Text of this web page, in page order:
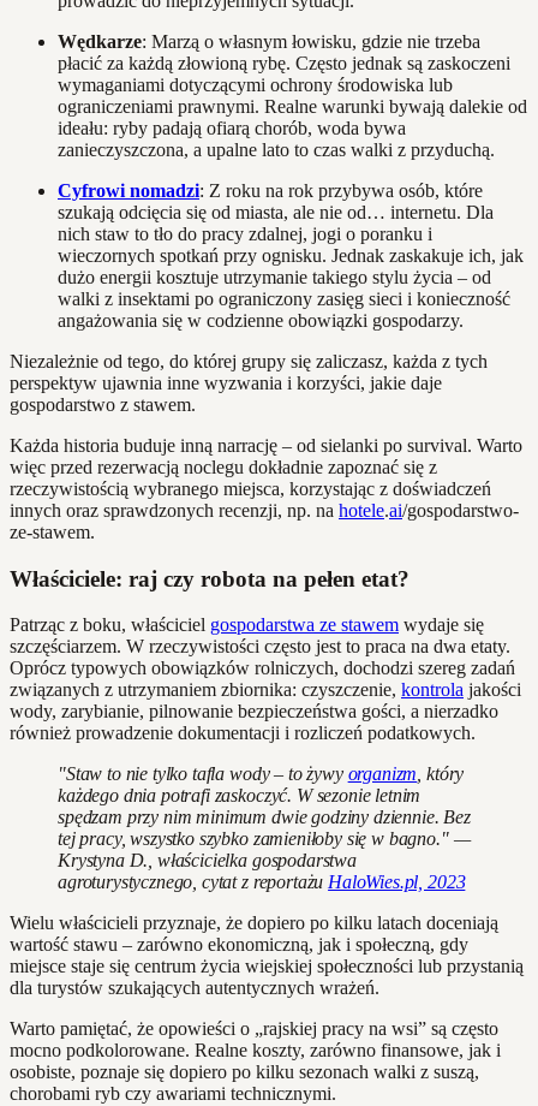
Wędkarze: Marzą o własnym łowisku, gdzie nie trzeba
płacić za każdą złowioną rybę. Często jednak są zaskoczeni
wymaganiami dotyczącymi ochrony środowiska lub
ograniczeniami prawnymi. Realne warunki bywają dalekie od
ideału: ryby padają ofiarą chorób, woda bywa
zanieczyszczona, a upalne lato to czas walki z przyduchą.
Cyfrowi nomadzi: Z roku na rok przybywa osób, które
szukają odcięcia się od miasta, ale nie od… internetu. Dla
nich staw to tło do pracy zdalnej, jogi o poranku i
wieczornych spotkań przy ognisku. Jednak zaskakuje ich, jak
dużo energii kosztuje utrzymanie takiego stylu życia – od
walki z insektami po ograniczony zasięg sieci i konieczność
angażowania się w codzienne obowiązki gospodarzy.
Niezależnie od tego, do której grupy się zaliczasz, każda z tych
perspektyw ujawnia inne wyzwania i korzyści, jakie daje
gospodarstwo z stawem.
Każda historia buduje inną narrację – od sielanki po survival. Warto
więc przed rezerwacją noclegu dokładnie zapoznać się z
rzeczywistością wybranego miejsca, korzystając z doświadczeń
innych oraz sprawdzonych recenzji, np. na hotele.ai/gospodarstwo-
ze-stawem.
Właściciele: raj czy robota na pełen etat?
Patrząc z boku, właściciel gospodarstwa ze stawem wydaje się
szczęściarzem. W rzeczywistości często jest to praca na dwa etaty.
Oprócz typowych obowiązków rolniczych, dochodzi szereg zadań
związanych z utrzymaniem zbiornika: czyszczenie, kontrola jakości
wody, zarybianie, pilnowanie bezpieczeństwa gości, a nierzadko
również prowadzenie dokumentacji i rozliczeń podatkowych.
"Staw to nie tylko tafla wody – to żywy organizm , który
każdego dnia potrafi zaskoczyć. W sezonie letnim
spędzam przy nim minimum dwie godziny dziennie. Bez
tej pracy, wszystko szybko zamieniłoby się w bagno." —
Krystyna D., właścicielka gospodarstwa
agroturystycznego, cytat z reportażu HaloWies.pl, 2023
Wielu właścicieli przyznaje, że dopiero po kilku latach doceniają
wartość stawu – zarówno ekonomiczną, jak i społeczną, gdy
miejsce staje się centrum życia wiejskiej społeczności lub przystanią
dla turystów szukających autentycznych wrażeń.
Warto pamiętać, że opowieści o „rajskiej pracy na wsi” są często
mocno podkolorowane. Realne koszty, zarówno finansowe, jak i
osobiste, poznaje się dopiero po kilku sezonach walki z suszą,
chorobami ryb czy awariami technicznymi.